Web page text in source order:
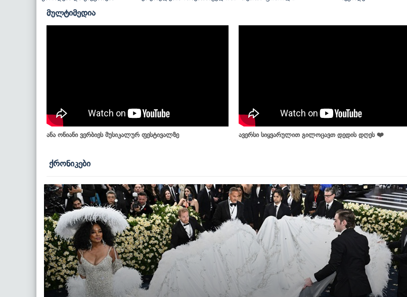
მულტიმედია
ანა ონიანი ვერბიეს მუსიკალურ ფესტივალზე ავერსი სიყვარულით გილოცავთ დედის დღეს ❤️
ქრონიკები